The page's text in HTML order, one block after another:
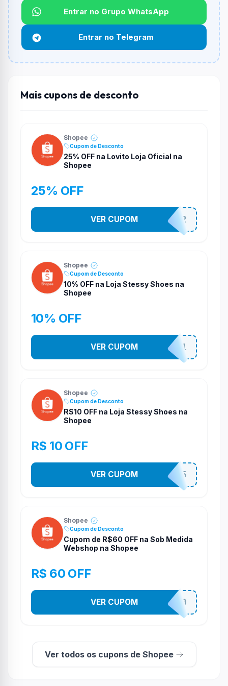
Funciona em qualquer produto?
Não necessariamente. Depende de itens participantes
e alguns vendedores ou produtos especificos podem
não aceitar cupons.
Entrar no Grupo WhatsApp
Entrar no Telegram
Mais cupons de desconto
Shopee
Cupom de Desconto
25% OFF na Lovito Loja Oficial na
Shopee
25% OFF
141525852
VER CUPOM
Shopee
Cupom de Desconto
10% OFF na Loja Stessy Shoes na
Shopee
10% OFF
STES2541
VER CUPOM
Shopee
Cupom de Desconto
R$10 OFF na Loja Stessy Shoes na
Shopee
R$ 10 OFF
STES2525
VER CUPOM
Shopee
Cupom de Desconto
Cupom de R$60 OFF na Sob Medida
Webshop na Shopee
R$ 60 OFF
SOBM60400
VER CUPOM
Ver todos os cupons de Shopee